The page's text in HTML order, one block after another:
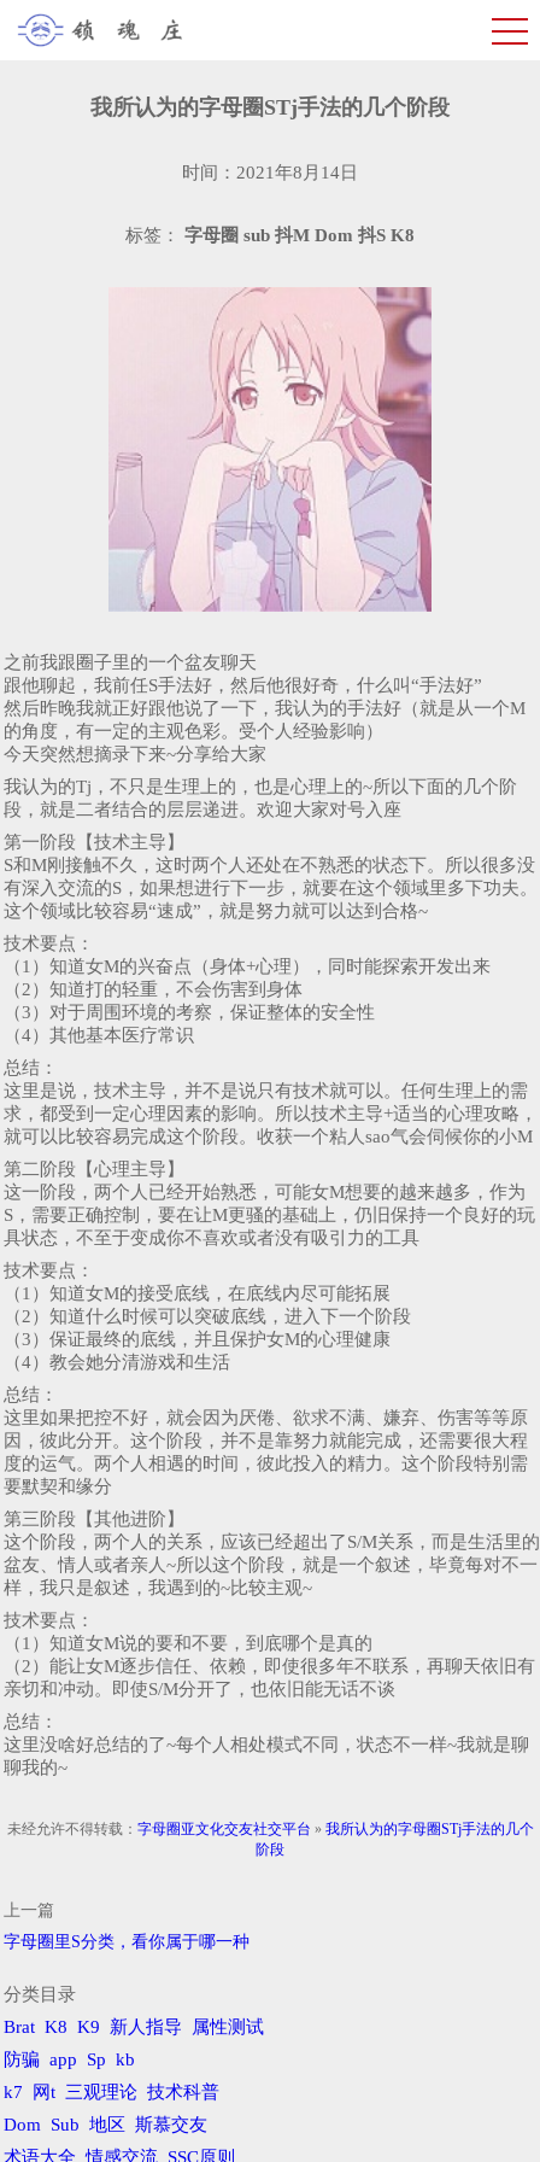
我所认为的字母圈STj手法的几个阶段
时间：2021年8月14日
标签： 字母圈 sub 抖M Dom 抖S K8
之前我跟圈子里的一个盆友聊天
跟他聊起，我前任S手法好，然后他很好奇，什么叫“手法好”
然后昨晚我就正好跟他说了一下，我认为的手法好（就是从一个M
的角度，有一定的主观色彩。受个人经验影响）
今天突然想摘录下来~分享给大家
我认为的Tj，不只是生理上的，也是心理上的~所以下面的几个阶
段，就是二者结合的层层递进。欢迎大家对号入座
第一阶段【技术主导】
S和M刚接触不久，这时两个人还处在不熟悉的状态下。所以很多没
有深入交流的S，如果想进行下一步，就要在这个领域里多下功夫。
这个领域比较容易“速成”，就是努力就可以达到合格~
技术要点：
（1）知道女M的兴奋点（身体+心理），同时能探索开发出来
（2）知道打的轻重，不会伤害到身体
（3）对于周围环境的考察，保证整体的安全性
（4）其他基本医疗常识
总结：
这里是说，技术主导，并不是说只有技术就可以。任何生理上的需
求，都受到一定心理因素的影响。所以技术主导+适当的心理攻略，
就可以比较容易完成这个阶段。收获一个粘人sao气会伺候你的小M
第二阶段【心理主导】
这一阶段，两个人已经开始熟悉，可能女M想要的越来越多，作为
S，需要正确控制，要在让M更骚的基础上，仍旧保持一个良好的玩
具状态，不至于变成你不喜欢或者没有吸引力的工具
技术要点：
（1）知道女M的接受底线，在底线内尽可能拓展
（2）知道什么时候可以突破底线，进入下一个阶段
（3）保证最终的底线，并且保护女M的心理健康
（4）教会她分清游戏和生活
总结：
这里如果把控不好，就会因为厌倦、欲求不满、嫌弃、伤害等等原
因，彼此分开。这个阶段，并不是靠努力就能完成，还需要很大程
度的运气。两个人相遇的时间，彼此投入的精力。这个阶段特别需
要默契和缘分
第三阶段【其他进阶】
这个阶段，两个人的关系，应该已经超出了S/M关系，而是生活里的
盆友、情人或者亲人~所以这个阶段，就是一个叙述，毕竟每对不一
样，我只是叙述，我遇到的~比较主观~
技术要点：
（1）知道女M说的要和不要，到底哪个是真的
（2）能让女M逐步信任、依赖，即使很多年不联系，再聊天依旧有
亲切和冲动。即使S/M分开了，也依旧能无话不谈
总结：
这里没啥好总结的了~每个人相处模式不同，状态不一样~我就是聊
聊我的~
未经允许不得转载： 字母圈亚文化交友社交平台 » 我所认为的字母圈STj手法的几个
阶段
上一篇
字母圈里S分类，看你属于哪一种
分类目录
Brat K8 K9 新人指导
属性测试
防骗 app Sp kb
k7
网t 三观理论 技术科普
Dom
Sub 地区
斯慕交友
术语大全 情感交流 SSC原则